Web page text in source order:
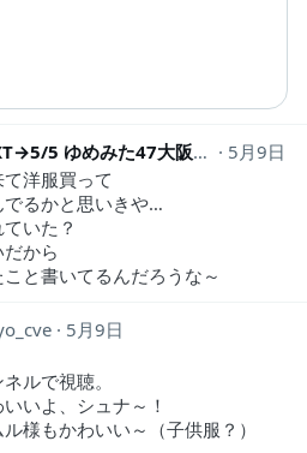
辻カモネギ@NEXT→5/5 ゆめみた47大阪→5/16-17マチ★アソビ vol.30
5月9日
洋服買って
るかと思いきや…
いた？
から
と書いてるんだろうな～
5月9日
ルで視聴。
いよ、シュナ～！
様もかわいい～（子供服？）